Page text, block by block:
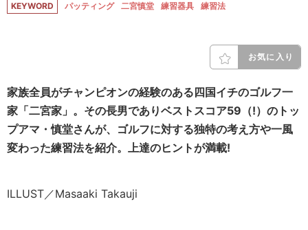
KEYWORD パッティング 二宮慎堂 練習器具 練習法
お気に入り
家族全員がチャンピオンの経験のある四国イチのゴルフ一
家「二宮家」。その長男でありベストスコア59（!）のトッ
プアマ・慎堂さんが、ゴルフに対する独特の考え方や一風
変わった練習法を紹介。上達のヒントが満載!
ILLUST／Masaaki Takauji